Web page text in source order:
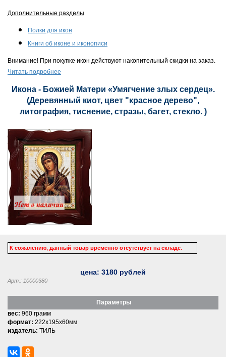
Дополнительные разделы
Полки для икон
Книги об иконе и иконописи
Внимание! При покупке икон действуют накопительный скидки на заказ.
Читать подробнее
Икона - Божией Матери «Умягчение злых сердец».
(Деревянный киот, цвет "красное дерево",
литография, тиснение, стразы, багет, стекло. )
К сожалению, данный товар временно отсутствует на складе.
цена: 3180 рублей
Арт.: 10000380
Параметры
вес: 960 грамм
формат: 222x195x60мм
издатель: ТИЛЬ